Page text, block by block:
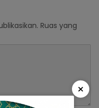
Ruas yang
×